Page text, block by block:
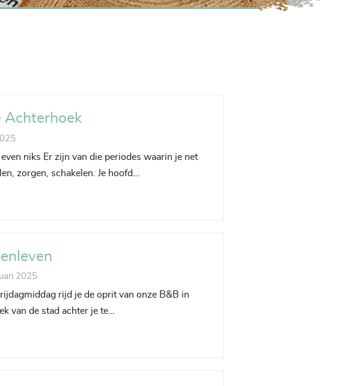
Achterhoek
niks Er zijn van die periodes waarin je net
zorgen, schakelen. Je hoofd…
2025
rijd je de oprit van onze B&B in
van de stad achter je te…